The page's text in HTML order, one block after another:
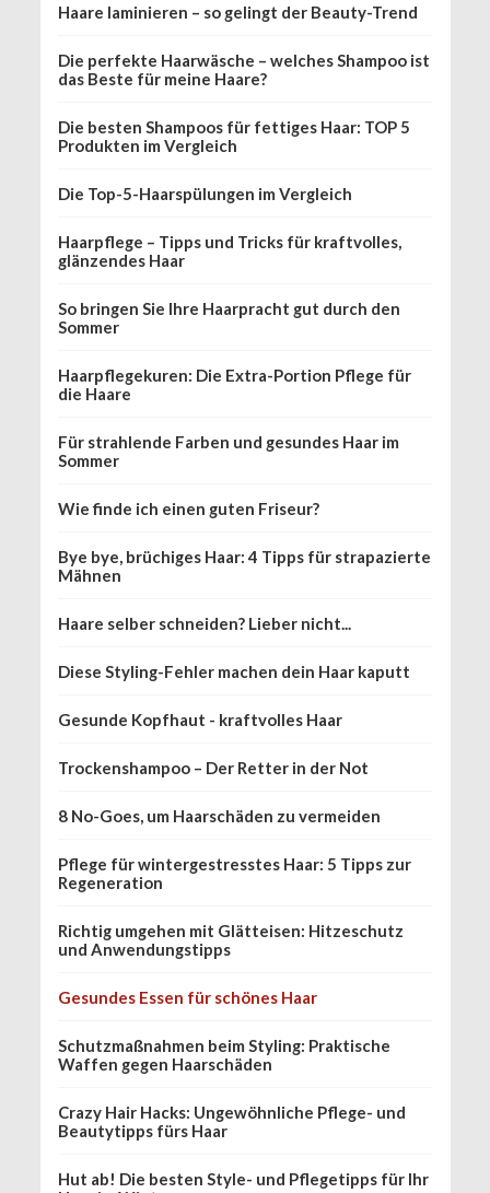
Haare laminieren – so gelingt der Beauty-Trend
Die perfekte Haarwäsche – welches Shampoo ist
das Beste für meine Haare?
Die besten Shampoos für fettiges Haar: TOP 5
Produkten im Vergleich
Die Top-5-Haarspülungen im Vergleich
Haarpflege – Tipps und Tricks für kraftvolles,
glänzendes Haar
So bringen Sie Ihre Haarpracht gut durch den
Sommer
Haarpflegekuren: Die Extra-Portion Pflege für
die Haare
Für strahlende Farben und gesundes Haar im
Sommer
Wie finde ich einen guten Friseur?
Bye bye, brüchiges Haar: 4 Tipps für strapazierte
Mähnen
Haare selber schneiden? Lieber nicht...
Diese Styling-Fehler machen dein Haar kaputt
Gesunde Kopfhaut - kraftvolles Haar
Trockenshampoo – Der Retter in der Not
8 No-Goes, um Haarschäden zu vermeiden
Pflege für wintergestresstes Haar: 5 Tipps zur
Regeneration
Richtig umgehen mit Glätteisen: Hitzeschutz
und Anwendungstipps
Gesundes Essen für schönes Haar
Schutzmaßnahmen beim Styling: Praktische
Waffen gegen Haarschäden
Crazy Hair Hacks: Ungewöhnliche Pflege- und
Beautytipps fürs Haar
Hut ab! Die besten Style- und Pflegetipps für Ihr